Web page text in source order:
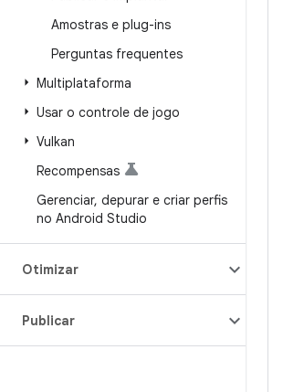
Amostras e plug-ins
Perguntas frequentes
Multiplataforma
Usar o controle de jogo
Vulkan
Recompensas
Gerenciar, depurar e criar perfis
no Android Studio
Otimizar
Publicar